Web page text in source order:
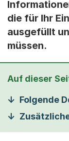
die für Ihr
ausgefüllt
müssen.
Auf dieser
Folgende